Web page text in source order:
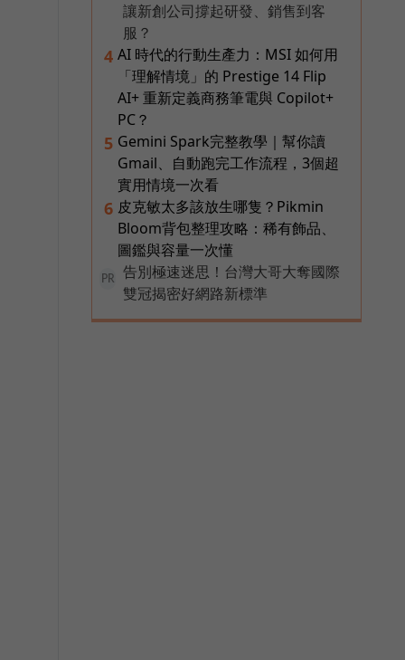
讓新創公司撐起研發、銷售到客
服？
4 AI 時代的行動生產力：MSI 如何用
「理解情境」的 Prestige 14 Flip
AI+ 重新定義商務筆電與 Copilot+
PC？
5 Gemini Spark完整教學｜幫你讀
Gmail、自動跑完工作流程，3個超
實用情境一次看
6 皮克敏太多該放生哪隻？Pikmin
Bloom背包整理攻略：稀有飾品、
圖鑑與容量一次懂
PR
告別極速迷思！台灣大哥大奪國際
雙冠揭密好網路新標準